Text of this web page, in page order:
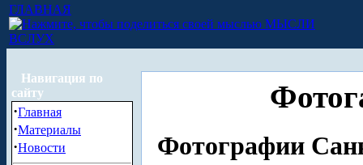
ГЛАВНАЯ
МЫСЛИ
ВСЛУХ
Навигация по
сайту
·Главная
·Материалы
·Новости Фотографии